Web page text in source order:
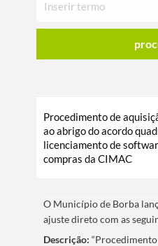
Procedimento de
ao abrigo do acordo
licenciamento de
compras da CIMAC
O Municí­pio de Borba
ajuste direto com as
Descrição: